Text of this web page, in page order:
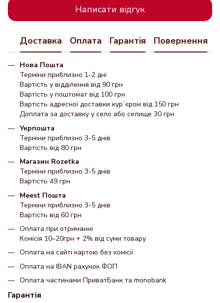
Написати відгук
Доставка Оплата Гарантія Повернення
Нова Пошта
Терміни приблизно 1-2 дні
Вартість у відділення від 90 грн
Вартість у поштомат від 100 грн
Вартість адресної доставки курʼєром від 150 грн
Доплата за доставку у село або селище 30 грн
Укрпошта
Терміни приблизно 3-5 днів
Вартість від 80 грн
Магазин Rozetka
Терміни приблизно 3-5 днів
Вартість 49 грн
Meest Пошта
Терміни приблизно 3-5 днів
Вартість від 60 грн
Оплата при отриманні
Комісія 10–20грн + 2% від суми товару
Оплата на сайті картою без комісії
Оплата на IBAN рахунок ФОП
Оплата частинами ПриватБанк та monobank
Гарантія